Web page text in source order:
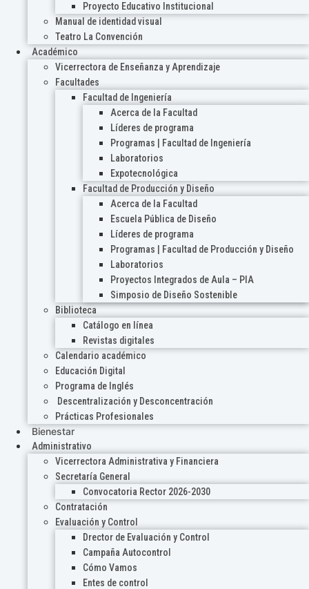
Proyecto Educativo Institucional
Manual de identidad visual
Teatro La Convención
Académico
Vicerrectora de Enseñanza y Aprendizaje
Facultades
Facultad de Ingeniería
Acerca de la Facultad
Líderes de programa
Programas | Facultad de Ingeniería
Laboratorios
Expotecnológica
Facultad de Producción y Diseño
Acerca de la Facultad
Escuela Pública de Diseño
Líderes de programa
Programas | Facultad de Producción y Diseño
Laboratorios
Proyectos Integrados de Aula – PIA
Simposio de Diseño Sostenible
Biblioteca
Catálogo en línea
Revistas digitales
Calendario académico
Educación Digital
Programa de Inglés
Descentralización y Desconcentración
Prácticas Profesionales
Bienestar
Administrativo
Vicerrectora Administrativa y Financiera
Secretaría General
Convocatoria Rector 2026-2030
Contratación
Evaluación y Control
Drector de Evaluación y Control
Campaña Autocontrol
Cómo Vamos
Entes de control